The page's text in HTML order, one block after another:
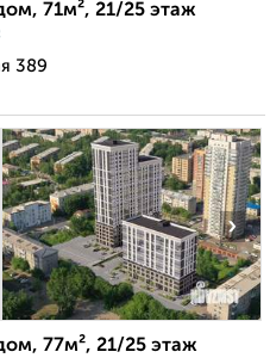
71м², 21/25 этаж
389
›
77м², 21/25 этаж